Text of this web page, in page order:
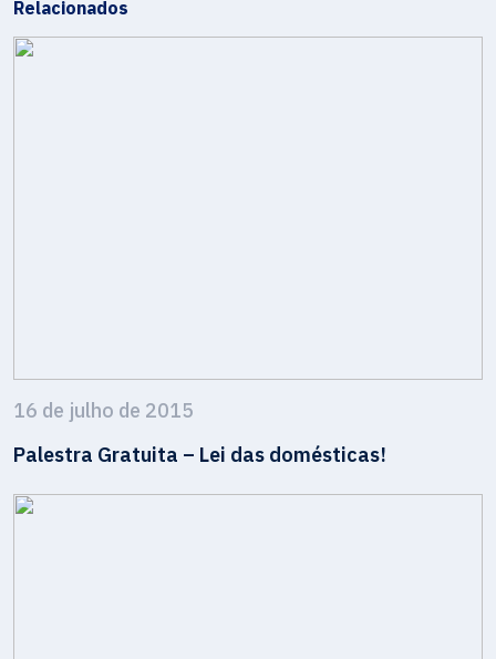
Relacionados
16 de julho de 2015
Palestra Gratuita – Lei das domésticas!